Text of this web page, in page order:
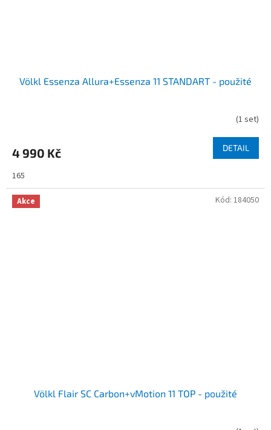
Völkl Essenza Allura+Essenza 11 STANDART - použité
(1 set)
4 990 Kč DETAIL
165
Akce
Völkl Flair SC Carbon+vMotion 11 TOP - použité
Kód: 184050